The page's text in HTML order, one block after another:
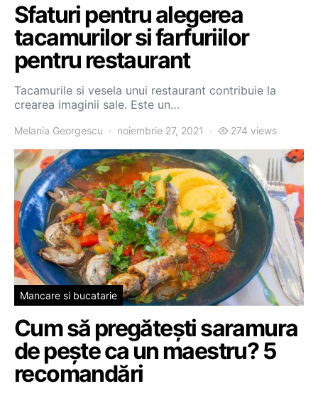
Sfaturi pentru alegerea
tacamurilor si farfuriilor
pentru restaurant
Tacamurile si vesela unui restaurant contribuie la
crearea imaginii sale. Este un…
Melania Georgescu noiembrie 27, 2021 274 views
Mancare si bucatarie
Cum să pregătești saramura
de pește ca un maestru? 5
recomandări